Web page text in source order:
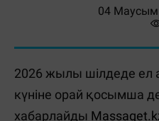
04 Маусым
2026 жылы шілдеде ел
күніне орай қосымша
хабарлайды